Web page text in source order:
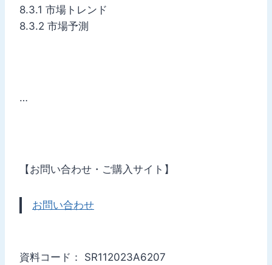
8.3.1 市場トレンド
8.3.2 市場予測
…
【お問い合わせ・ご購入サイト】
お問い合わせ
資料コード： SR112023A6207